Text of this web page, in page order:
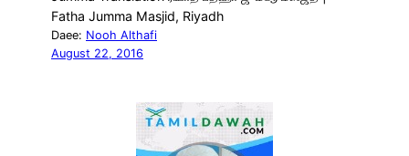
Fatha Jumma Masjid, Riyadh
Daee: Nooh Althafi
August 22, 2016